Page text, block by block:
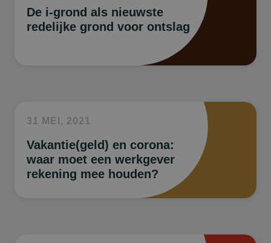
De i-grond als nieuwste
redelijke grond voor ontslag
31 MEI, 2021
Vakantie(geld) en corona:
waar moet een werkgever
rekening mee houden?